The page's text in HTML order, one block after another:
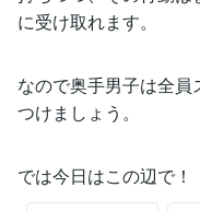
に受け取れます。
なので奥手男子は全
つけましょう。
では今日はこの辺で！